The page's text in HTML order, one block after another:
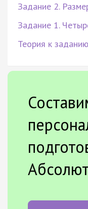
Задание 2.
Задание 1.
Теория к